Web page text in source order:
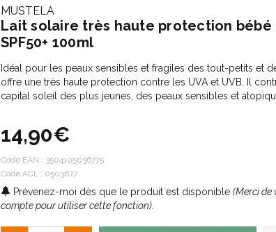
MUSTELA
Lait solaire très haute protection
SPF50+ 100ml
Idéal pour les peaux sensibles et fragiles des tout-petits et
offre une très haute protection contre les UVA et UVB. Il
capital soleil des plus jeunes, des peaux sensibles et
14,90€
Code EAN : 3504105036775
Code ACL : 0503677
Prévenez-moi dès que le produit est disponible (Merci de
compte pour utiliser cette fonction).